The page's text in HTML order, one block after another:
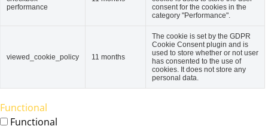
performance
consent for the cookies in the
category "Performance".
viewed_cookie_policy 11 months
The cookie is set by the GDPR
Cookie Consent plugin and is
used to store whether or not user
has consented to the use of
cookies. It does not store any
personal data.
Functional
Functional